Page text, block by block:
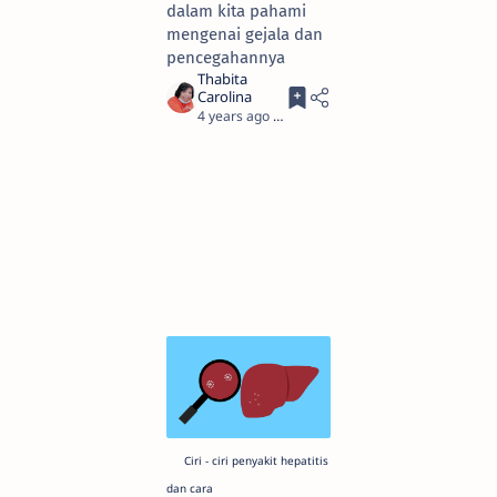
dalam kita pahami
mengenai gejala dan
pencegahannya
4 years ago 2
Ciri - ciri penyakit hepatitis
dan cara